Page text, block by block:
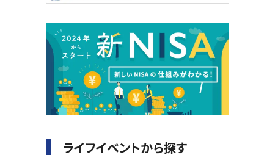
ライフイベントから探す